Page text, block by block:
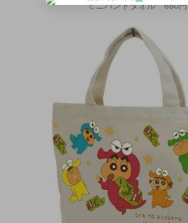
ミニハンドタオル 660円